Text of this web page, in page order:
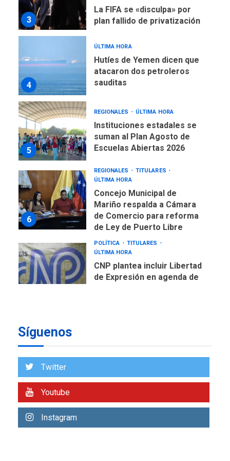
3
La FIFA se «disculpa» por
plan fallido de privatización
4
ÚLTIMA HORA
Hutíes de Yemen dicen que
atacaron dos petroleros
sauditas
5
REGIONALES ÚLTIMA HORA
Instituciones estadales se
suman al Plan Agosto de
Escuelas Abiertas 2026
6
REGIONALES
TITULARES
ÚLTIMA HORA
Concejo Municipal de
Mariño respalda a Cámara
de Comercio para reforma
de Ley de Puerto Libre
POLÍTICA
TITULARES
ÚLTIMA HORA
CNP plantea incluir Libertad
de Expresión en agenda de
1
Síguenos
Twitter
Youtube
Instagram